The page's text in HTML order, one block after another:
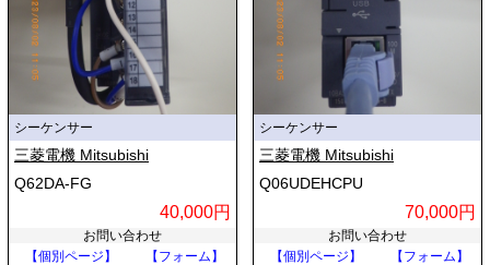
シーケンサー
三菱電機 Mitsubishi
Q62DA-FG
40,000円
お問い合わせ
【個別ページ】
【フォーム】
シーケンサー
三菱電機 Mitsubishi
Q06UDEHCPU
70,000円
お問い合わせ
【個別ページ】
【フォーム】